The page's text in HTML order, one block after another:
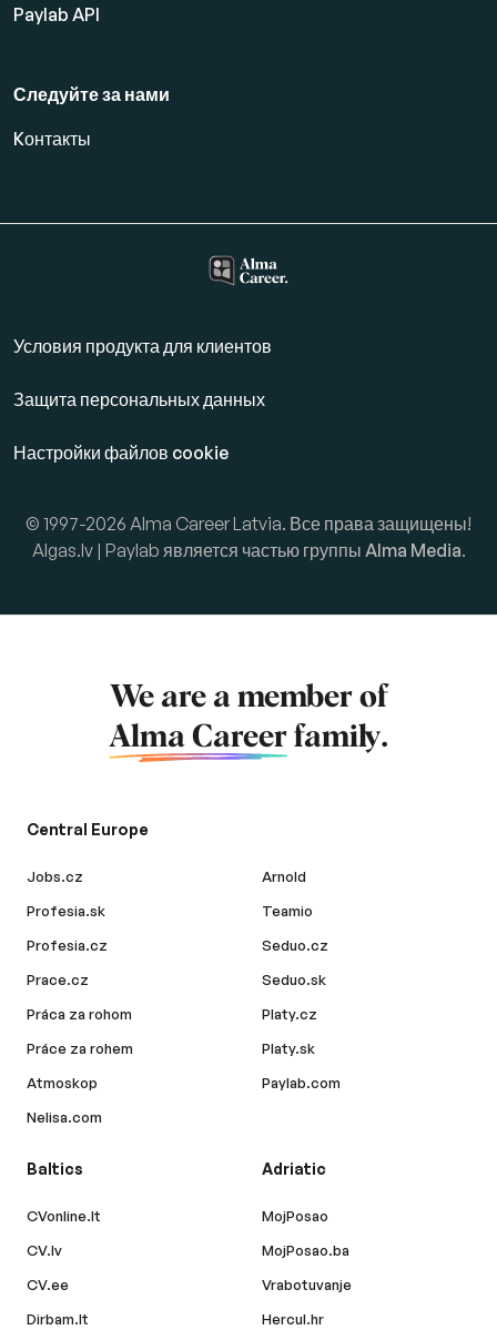
Paylab API
Следуйте за нами
Kонтакты
Условия продукта для клиентов
Защита персональных данных
Настройки файлов cookie
© 1997-2026 Alma Career Latvia. Все права защищены!
Algas.lv | Paylab является частью группы Alma Media.
We are a member of
Alma Career family.
Central Europe
Jobs.cz
Profesia.sk
Profesia.cz
Prace.cz
Práca za rohom
Práce za rohem
Atmoskop
Nelisa.com
Arnold
Teamio
Seduo.cz
Seduo.sk
Platy.cz
Platy.sk
Paylab.com
Baltics
CVonline.lt
CV.lv
CV.ee
Dirbam.lt
Adriatic
MojPosao
MojPosao.ba
Vrabotuvanje
Hercul.hr